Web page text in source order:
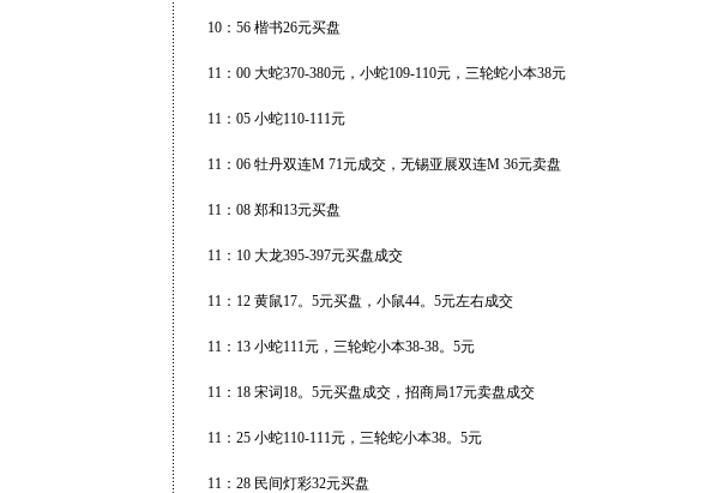
10：56 楷书26元买盘
11：00 大蛇370-380元，小蛇109-110元，三轮蛇小本38元
11：05 小蛇110-111元
11：06 牡丹双连M 71元成交，无锡亚展双连M 36元卖盘
11：08 郑和13元买盘
11：10 大龙395-397元买盘成交
11：12 黄鼠17。5元买盘，小鼠44。5元左右成交
11：13 小蛇111元，三轮蛇小本38-38。5元
11：18 宋词18。5元买盘成交，招商局17元卖盘成交
11：25 小蛇110-111元，三轮蛇小本38。5元
11：28 民间灯彩32元买盘